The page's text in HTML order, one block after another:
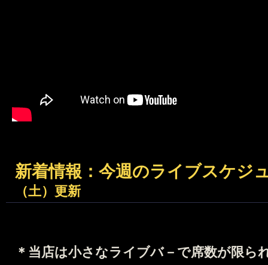
新着情報： 今週のライブスケジ
（土）更新
＊当店は小さなライブバ－で席数が限ら